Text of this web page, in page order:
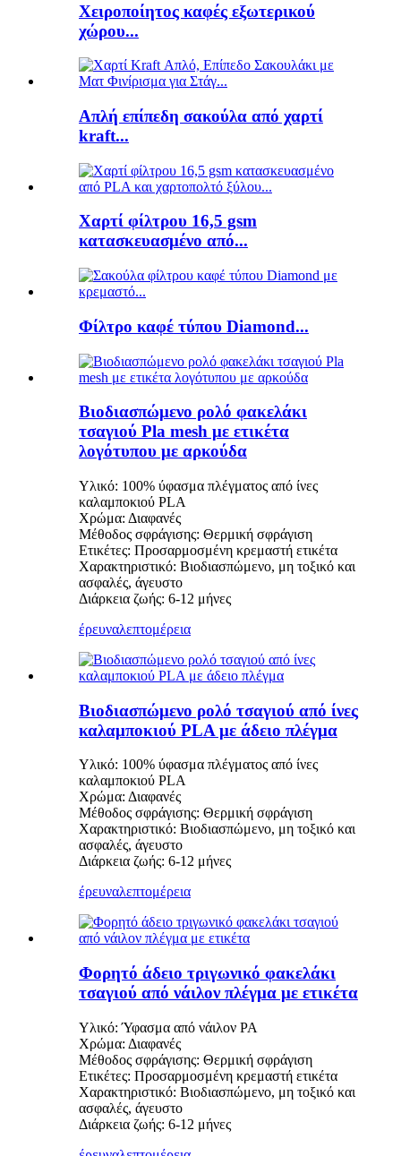
Χειροποίητος καφές εξωτερικού
χώρου...
Απλή επίπεδη σακούλα από χαρτί
kraft...
Χαρτί φίλτρου 16,5 gsm
κατασκευασμένο από...
Φίλτρο καφέ τύπου Diamond...
Βιοδιασπώμενο ρολό φακελάκι
τσαγιού Pla mesh με ετικέτα
λογότυπου με αρκούδα
Υλικό: 100% ύφασμα πλέγματος από ίνες
καλαμποκιού PLA
Χρώμα: Διαφανές
Μέθοδος σφράγισης: Θερμική σφράγιση
Ετικέτες: Προσαρμοσμένη κρεμαστή ετικέτα
Χαρακτηριστικό: Βιοδιασπώμενο, μη τοξικό και
ασφαλές, άγευστο
Διάρκεια ζωής: 6-12 μήνες
έρευναλεπτομέρεια
Βιοδιασπώμενο ρολό τσαγιού από ίνες
καλαμποκιού PLA με άδειο πλέγμα
Υλικό: 100% ύφασμα πλέγματος από ίνες
καλαμποκιού PLA
Χρώμα: Διαφανές
Μέθοδος σφράγισης: Θερμική σφράγιση
Χαρακτηριστικό: Βιοδιασπώμενο, μη τοξικό και
ασφαλές, άγευστο
Διάρκεια ζωής: 6-12 μήνες
έρευναλεπτομέρεια
Φορητό άδειο τριγωνικό φακελάκι
τσαγιού από νάιλον πλέγμα με ετικέτα
Υλικό: Ύφασμα από νάιλον PA
Χρώμα: Διαφανές
Μέθοδος σφράγισης: Θερμική σφράγιση
Ετικέτες: Προσαρμοσμένη κρεμαστή ετικέτα
Χαρακτηριστικό: Βιοδιασπώμενο, μη τοξικό και
ασφαλές, άγευστο
Διάρκεια ζωής: 6-12 μήνες